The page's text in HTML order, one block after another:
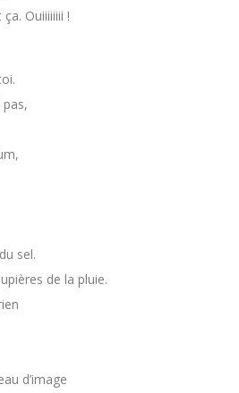
Ouiiiiiiii !
pas,
sel.
de la pluie.
d’image